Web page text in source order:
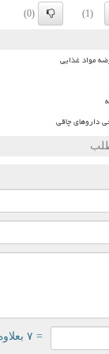
(1)
(0)
مواد غذایی
داروهای چاقی
= ۷ بعلاوه ۲